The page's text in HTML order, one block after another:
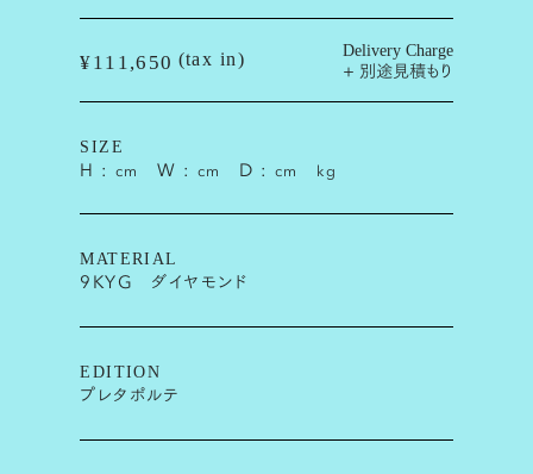
¥111,650 (tax in) Delivery Charge
+ 別途見積もり
SIZE
H : cm W : cm D :cm kg
MATERIAL
9KYG ダイヤモンド
EDITION
プレタポルテ